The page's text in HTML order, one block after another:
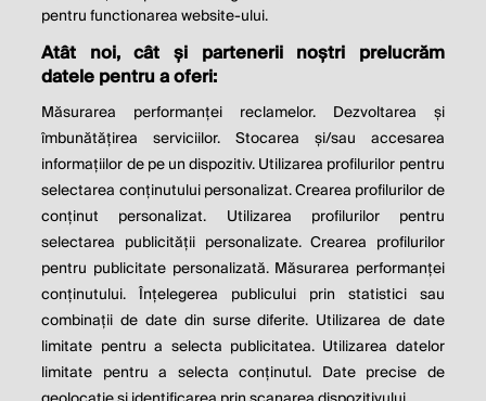
THE SOCIAL RESPONSIBILITY OF
BUSINESS IS TO INCREASE ITS
PROFITS.
Milton Friedman
© 2026 Profit.ro. Toate drepturile rezervate.
Dezvoltat de1616.ro
Contact Publicitate Despre noi
Politica de cookie Politica de
confidențialitate
pentru functionarea website-ului.
Atât noi, cât și partenerii noștri prelucrăm
datele pentru a oferi:
Măsurarea performanței reclamelor. Dezvoltarea și
îmbunătățirea serviciilor. Stocarea și/sau accesarea
informațiilor de pe un dispozitiv. Utilizarea profilurilor pentru
selectarea conținutului personalizat. Crearea profilurilor de
conținut personalizat. Utilizarea profilurilor pentru
selectarea publicității personalizate. Crearea profilurilor
pentru publicitate personalizată. Măsurarea performanței
conținutului. Înțelegerea publicului prin statistici sau
combinații de date din surse diferite. Utilizarea de date
limitate pentru a selecta publicitatea. Utilizarea datelor
limitate pentru a selecta conținutul. Date precise de